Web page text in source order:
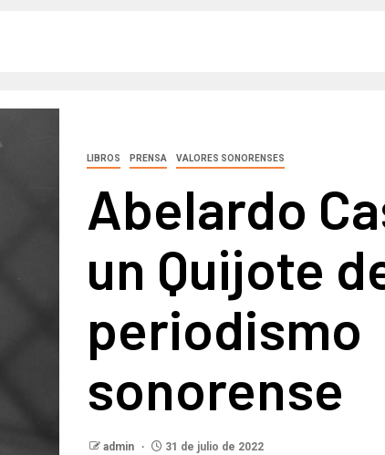
LIBROS PRENSA VALORES SONORENSES
Abelardo
un Quijote
periodismo
sonorense
admin 31 de julio de 2022